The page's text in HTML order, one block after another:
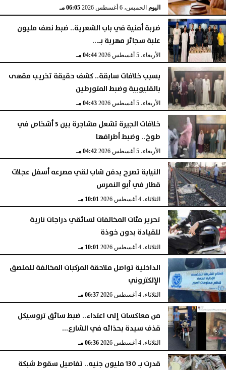
اليوم الخميس، 6 أغسطس 2026 06:05 مـ
ضربة أمنية في باب الشعرية.. ضبط نصف مليون
علبة سجائر مهربة بـ...
الأربعاء، 5 أغسطس 2026 04:44 مـ
بسبب خلافات سابقة.. كشف حقيقة تخريب مقهى
بالقليوبية وضبط المتورطين
الأربعاء، 5 أغسطس 2026 04:43 مـ
خلافات الجيرة تشعل مشاجرة بين 5 أشخاص في
طوخ.. وضبط أطرافها
الأربعاء، 5 أغسطس 2026 04:42 مـ
النيابة تصرح بدفن شاب لقي مصرعه أسفل عجلات
قطار في أبو النمرس
الثلاثاء، 4 أغسطس 2026 10:01 مـ
تحرير مئات المخالفات لسائقي دراجات نارية
للقيادة بدون خوذة
الثلاثاء، 4 أغسطس 2026 10:01 مـ
الداخلية تواصل ملاحقة المركبات المخالفة للملصق
الإلكتروني
الثلاثاء، 4 أغسطس 2026 06:37 مـ
من معاكسات إلى اعتداء.. ضبط سائق تروسيكل
قذف سيدة بحذائه في الشارع...
الثلاثاء، 4 أغسطس 2026 06:36 مـ
قدرت بـ 130 مليون جنيه.. تفاصيل سقوط شبكة